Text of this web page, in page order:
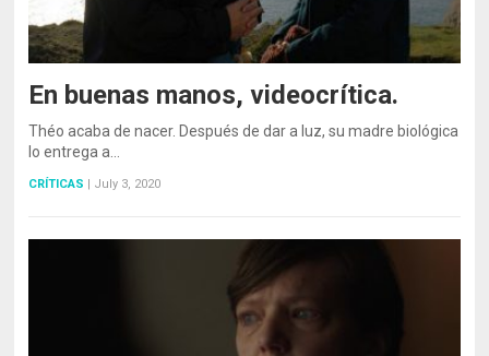
En buenas manos, videocrítica.
Théo acaba de nacer. Después de dar a luz, su madre biológica
lo entrega a…
CRÍTICAS | July 3, 2020